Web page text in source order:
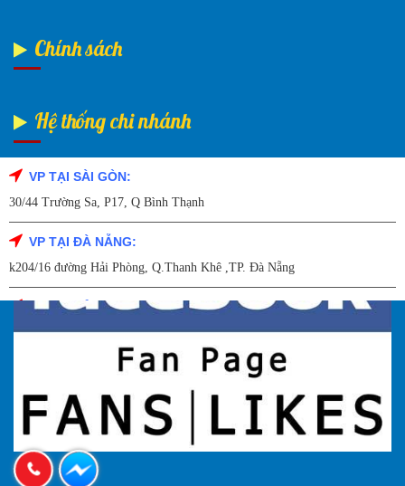
Chính sách
Hệ thống chi nhánh
VP TẠI SÀI GÒN:
30/44 Trường Sa, P17, Q Bình Thạnh
VP TẠI ĐÀ NẴNG:
k204/16 đường Hải Phòng, Q.Thanh Khê ,TP. Đà Nẵng
VP TẠI HẢI DƯƠNG:
Số 9/14 – P.Tứ Thông – TP Hải Dương
VP TẠI HẢI PHÒNG:
227 Đường Hải Triều , P. Quán Toan , Q. Hồng Bàng , Tp Hải Phòng
VP TẠI HÀ NỘI
27A Trần Hưng đạo – Q.Hoàn Kiếm – TP Hà Nội
Fanpage Facebook